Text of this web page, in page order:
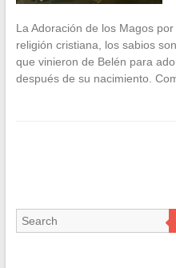
La Adoración de los Magos
religión cristiana, los sabios
que vinieron de Belén para
después de su nacimiento.